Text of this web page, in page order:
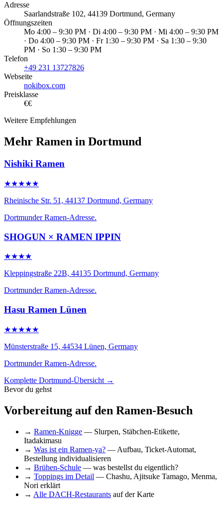
Adresse
Saarlandstraße 102, 44139 Dortmund, Germany
Öffnungszeiten
Mo 4:00 – 9:30 PM · Di 4:00 – 9:30 PM · Mi 4:00 – 9:30 PM
· Do 4:00 – 9:30 PM · Fr 1:30 – 9:30 PM · Sa 1:30 – 9:30
PM · So 1:30 – 9:30 PM
Telefon
+49 231 13727826
Webseite
nokibox.com
Preisklasse
€€
Weitere Empfehlungen
Mehr Ramen in Dortmund
Nishiki Ramen
★★★★★
Rheinische Str. 51, 44137 Dortmund, Germany
Dortmunder Ramen-Adresse.
SHOGUN × RAMEN IPPIN
★★★★
Kleppingstraße 22B, 44135 Dortmund, Germany
Dortmunder Ramen-Adresse.
Hasu Ramen Lünen
★★★★★
Münsterstraße 15, 44534 Lünen, Germany
Dortmunder Ramen-Adresse.
Komplette Dortmund-Übersicht →
Bevor du gehst
Vorbereitung auf den Ramen-Besuch
→ Ramen-Knigge — Slurpen, Stäbchen-Etikette,
Itadakimasu
→ Was ist ein Ramen-ya? — Aufbau, Ticket-Automat,
Bestellung individualisieren
→ Brühen-Schule — was bestellst du eigentlich?
→ Toppings im Detail — Chashu, Ajitsuke Tamago, Menma,
Nori erklärt
→ Alle DACH-Restaurants auf der Karte